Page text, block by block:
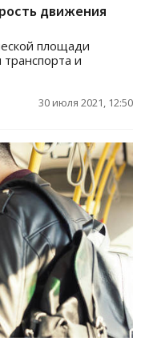
движения
площади
и
30 июля 2021, 12:50